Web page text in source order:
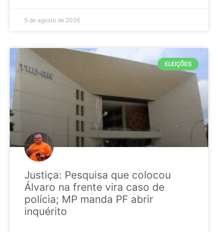
5 de agosto de 2026
ELEIÇÕES
Justiça: Pesquisa que colocou
Álvaro na frente vira caso de
polícia; MP manda PF abrir
inquérito